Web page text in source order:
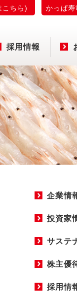
採用情報
こちら) かっぱ
企業情
投資家
サステ
株主優
採用情